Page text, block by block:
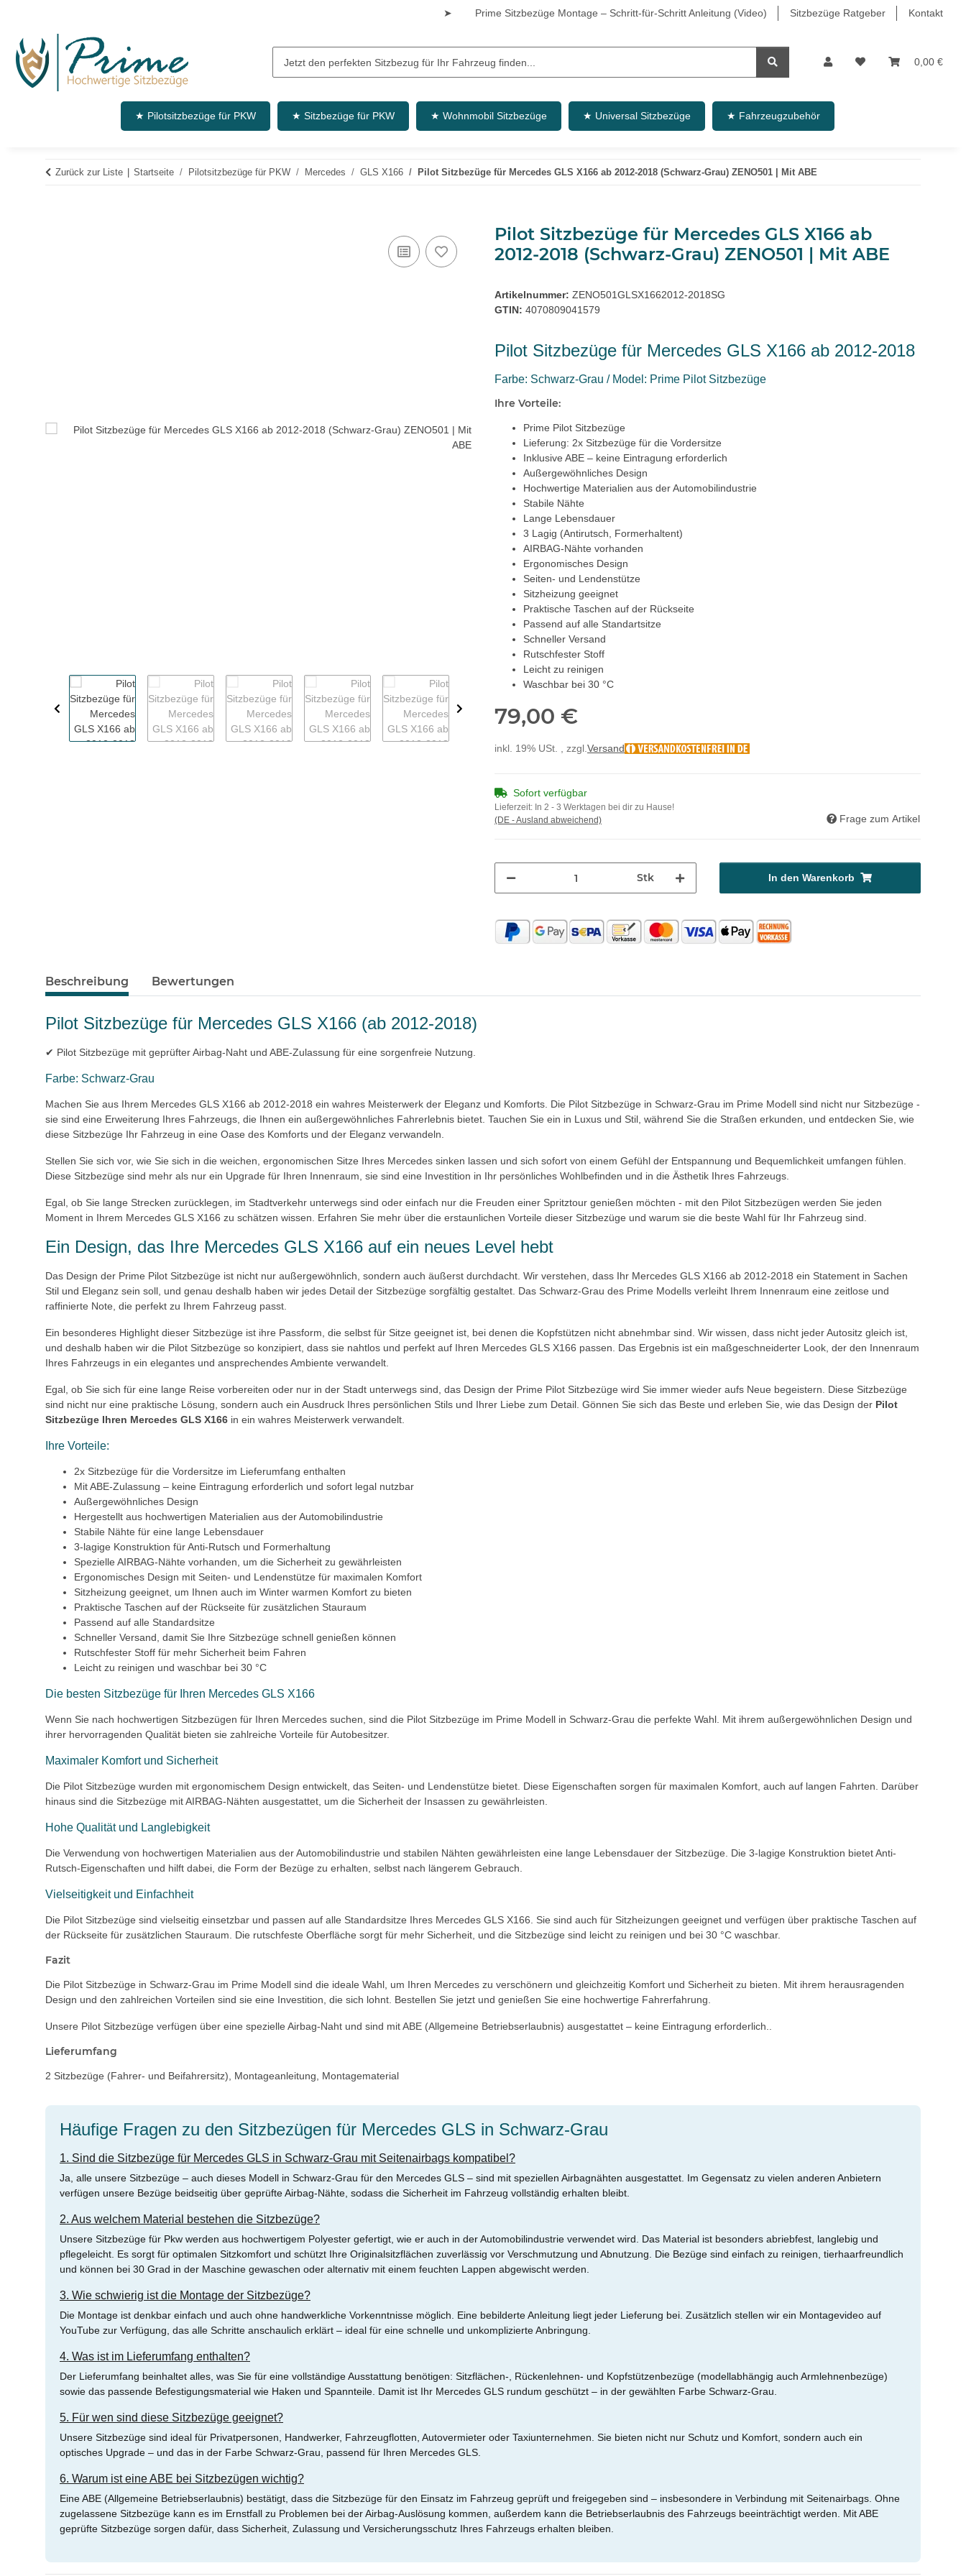
Prime Sitzbezüge Montage – Schritt-für-Schritt Anleitung (Video) Sitzbezüge Ratgeber Kontakt
➤
0,00 €
★ Pilotsitzbezüge für PKW ★ Sitzbezüge für PKW ★ Wohnmobil Sitzbezüge ★ Universal Sitzbezüge ★ Fahrzeugzubehör
Zurück zur Liste Startseite Pilotsitzbezüge für PKW Mercedes GLS X166 Pilot Sitzbezüge für Mercedes GLS X166 ab 2012-2018 (Schwarz-Grau) ZENO501 | Mit ABE
Pilot Sitzbezüge für Mercedes GLS X166 ab
2012-2018 (Schwarz-Grau) ZENO501 | Mit ABE
Artikelnummer: ZENO501GLSX1662012-2018SG
GTIN: 4070809041579
Pilot Sitzbezüge für Mercedes GLS X166 ab 2012-2018
Farbe: Schwarz-Grau / Model: Prime Pilot Sitzbezüge
Ihre Vorteile:
Prime Pilot Sitzbezüge
Lieferung: 2x Sitzbezüge für die Vordersitze
Inklusive ABE – keine Eintragung erforderlich
Außergewöhnliches Design
Hochwertige Materialien aus der Automobilindustrie
Stabile Nähte
Lange Lebensdauer
3 Lagig (Antirutsch, Formerhaltent)
AIRBAG-Nähte vorhanden
Ergonomisches Design
Seiten- und Lendenstütze
Sitzheizung geeignet
Praktische Taschen auf der Rückseite
Passend auf alle Standartsitze
Schneller Versand
Rutschfester Stoff
Leicht zu reinigen
Waschbar bei 30 °C
79,00 €
inkl. 19% USt. , zzgl.Versand
Sofort verfügbar
Lieferzeit: In 2 - 3 Werktagen bei dir zu Hause!
(DE - Ausland abweichend)
Frage zum Artikel
Stk In den Warenkorb
Beschreibung Bewertungen
Pilot Sitzbezüge für Mercedes GLS X166 (ab 2012-2018)
✔ Pilot Sitzbezüge mit geprüfter Airbag-Naht und ABE-Zulassung für eine sorgenfreie Nutzung.
Farbe: Schwarz-Grau
Machen Sie aus Ihrem Mercedes GLS X166 ab 2012-2018 ein wahres Meisterwerk der Eleganz und Komforts. Die Pilot Sitzbezüge in Schwarz-Grau im Prime Modell sind nicht nur Sitzbezüge -
sie sind eine Erweiterung Ihres Fahrzeugs, die Ihnen ein außergewöhnliches Fahrerlebnis bietet. Tauchen Sie ein in Luxus und Stil, während Sie die Straßen erkunden, und entdecken Sie, wie
diese Sitzbezüge Ihr Fahrzeug in eine Oase des Komforts und der Eleganz verwandeln.
Stellen Sie sich vor, wie Sie sich in die weichen, ergonomischen Sitze Ihres Mercedes sinken lassen und sich sofort von einem Gefühl der Entspannung und Bequemlichkeit umfangen fühlen.
Diese Sitzbezüge sind mehr als nur ein Upgrade für Ihren Innenraum, sie sind eine Investition in Ihr persönliches Wohlbefinden und in die Ästhetik Ihres Fahrzeugs.
Egal, ob Sie lange Strecken zurücklegen, im Stadtverkehr unterwegs sind oder einfach nur die Freuden einer Spritztour genießen möchten - mit den Pilot Sitzbezügen werden Sie jeden
Moment in Ihrem Mercedes GLS X166 zu schätzen wissen. Erfahren Sie mehr über die erstaunlichen Vorteile dieser Sitzbezüge und warum sie die beste Wahl für Ihr Fahrzeug sind.
Ein Design, das Ihre Mercedes GLS X166 auf ein neues Level hebt
Das Design der Prime Pilot Sitzbezüge ist nicht nur außergewöhnlich, sondern auch äußerst durchdacht. Wir verstehen, dass Ihr Mercedes GLS X166 ab 2012-2018 ein Statement in Sachen
Stil und Eleganz sein soll, und genau deshalb haben wir jedes Detail der Sitzbezüge sorgfältig gestaltet. Das Schwarz-Grau des Prime Modells verleiht Ihrem Innenraum eine zeitlose und
raffinierte Note, die perfekt zu Ihrem Fahrzeug passt.
Ein besonderes Highlight dieser Sitzbezüge ist ihre Passform, die selbst für Sitze geeignet ist, bei denen die Kopfstützen nicht abnehmbar sind. Wir wissen, dass nicht jeder Autositz gleich ist,
und deshalb haben wir die Pilot Sitzbezüge so konzipiert, dass sie nahtlos und perfekt auf Ihren Mercedes GLS X166 passen. Das Ergebnis ist ein maßgeschneiderter Look, der den Innenraum
Ihres Fahrzeugs in ein elegantes und ansprechendes Ambiente verwandelt.
Egal, ob Sie sich für eine lange Reise vorbereiten oder nur in der Stadt unterwegs sind, das Design der Prime Pilot Sitzbezüge wird Sie immer wieder aufs Neue begeistern. Diese Sitzbezüge
sind nicht nur eine praktische Lösung, sondern auch ein Ausdruck Ihres persönlichen Stils und Ihrer Liebe zum Detail. Gönnen Sie sich das Beste und erleben Sie, wie das Design der Pilot
Sitzbezüge Ihren Mercedes GLS X166 in ein wahres Meisterwerk verwandelt.
Ihre Vorteile:
2x Sitzbezüge für die Vordersitze im Lieferumfang enthalten
Mit ABE-Zulassung – keine Eintragung erforderlich und sofort legal nutzbar
Außergewöhnliches Design
Hergestellt aus hochwertigen Materialien aus der Automobilindustrie
Stabile Nähte für eine lange Lebensdauer
3-lagige Konstruktion für Anti-Rutsch und Formerhaltung
Spezielle AIRBAG-Nähte vorhanden, um die Sicherheit zu gewährleisten
Ergonomisches Design mit Seiten- und Lendenstütze für maximalen Komfort
Sitzheizung geeignet, um Ihnen auch im Winter warmen Komfort zu bieten
Praktische Taschen auf der Rückseite für zusätzlichen Stauraum
Passend auf alle Standardsitze
Schneller Versand, damit Sie Ihre Sitzbezüge schnell genießen können
Rutschfester Stoff für mehr Sicherheit beim Fahren
Leicht zu reinigen und waschbar bei 30 °C
Die besten Sitzbezüge für Ihren Mercedes GLS X166
Wenn Sie nach hochwertigen Sitzbezügen für Ihren Mercedes suchen, sind die Pilot Sitzbezüge im Prime Modell in Schwarz-Grau die perfekte Wahl. Mit ihrem außergewöhnlichen Design und
ihrer hervorragenden Qualität bieten sie zahlreiche Vorteile für Autobesitzer.
Maximaler Komfort und Sicherheit
Die Pilot Sitzbezüge wurden mit ergonomischem Design entwickelt, das Seiten- und Lendenstütze bietet. Diese Eigenschaften sorgen für maximalen Komfort, auch auf langen Fahrten. Darüber
hinaus sind die Sitzbezüge mit AIRBAG-Nähten ausgestattet, um die Sicherheit der Insassen zu gewährleisten.
Hohe Qualität und Langlebigkeit
Die Verwendung von hochwertigen Materialien aus der Automobilindustrie und stabilen Nähten gewährleisten eine lange Lebensdauer der Sitzbezüge. Die 3-lagige Konstruktion bietet Anti-
Rutsch-Eigenschaften und hilft dabei, die Form der Bezüge zu erhalten, selbst nach längerem Gebrauch.
Vielseitigkeit und Einfachheit
Die Pilot Sitzbezüge sind vielseitig einsetzbar und passen auf alle Standardsitze Ihres Mercedes GLS X166. Sie sind auch für Sitzheizungen geeignet und verfügen über praktische Taschen auf
der Rückseite für zusätzlichen Stauraum. Die rutschfeste Oberfläche sorgt für mehr Sicherheit, und die Sitzbezüge sind leicht zu reinigen und bei 30 °C waschbar.
Fazit
Die Pilot Sitzbezüge in Schwarz-Grau im Prime Modell sind die ideale Wahl, um Ihren Mercedes zu verschönern und gleichzeitig Komfort und Sicherheit zu bieten. Mit ihrem herausragenden
Design und den zahlreichen Vorteilen sind sie eine Investition, die sich lohnt. Bestellen Sie jetzt und genießen Sie eine hochwertige Fahrerfahrung.
Unsere Pilot Sitzbezüge verfügen über eine spezielle Airbag-Naht und sind mit ABE (Allgemeine Betriebserlaubnis) ausgestattet – keine Eintragung erforderlich..
Lieferumfang
2 Sitzbezüge (Fahrer- und Beifahrersitz), Montageanleitung, Montagematerial
Häufige Fragen zu den Sitzbezügen für Mercedes GLS in Schwarz-Grau
1. Sind die Sitzbezüge für Mercedes GLS in Schwarz-Grau mit Seitenairbags kompatibel?
Ja, alle unsere Sitzbezüge – auch dieses Modell in Schwarz-Grau für den Mercedes GLS – sind mit speziellen Airbagnähten ausgestattet. Im Gegensatz zu vielen anderen Anbietern
verfügen unsere Bezüge beidseitig über geprüfte Airbag-Nähte, sodass die Sicherheit im Fahrzeug vollständig erhalten bleibt.
2. Aus welchem Material bestehen die Sitzbezüge?
Unsere Sitzbezüge für Pkw werden aus hochwertigem Polyester gefertigt, wie er auch in der Automobilindustrie verwendet wird. Das Material ist besonders abriebfest, langlebig und
pflegeleicht. Es sorgt für optimalen Sitzkomfort und schützt Ihre Originalsitzflächen zuverlässig vor Verschmutzung und Abnutzung. Die Bezüge sind einfach zu reinigen, tierhaarfreundlich
und können bei 30 Grad in der Maschine gewaschen oder alternativ mit einem feuchten Lappen abgewischt werden.
3. Wie schwierig ist die Montage der Sitzbezüge?
Die Montage ist denkbar einfach und auch ohne handwerkliche Vorkenntnisse möglich. Eine bebilderte Anleitung liegt jeder Lieferung bei. Zusätzlich stellen wir ein Montagevideo auf
YouTube zur Verfügung, das alle Schritte anschaulich erklärt – ideal für eine schnelle und unkomplizierte Anbringung.
4. Was ist im Lieferumfang enthalten?
Der Lieferumfang beinhaltet alles, was Sie für eine vollständige Ausstattung benötigen: Sitzflächen-, Rückenlehnen- und Kopfstützenbezüge (modellabhängig auch Armlehnenbezüge)
sowie das passende Befestigungsmaterial wie Haken und Spannteile. Damit ist Ihr Mercedes GLS rundum geschützt – in der gewählten Farbe Schwarz-Grau.
5. Für wen sind diese Sitzbezüge geeignet?
Unsere Sitzbezüge sind ideal für Privatpersonen, Handwerker, Fahrzeugflotten, Autovermieter oder Taxiunternehmen. Sie bieten nicht nur Schutz und Komfort, sondern auch ein
optisches Upgrade – und das in der Farbe Schwarz-Grau, passend für Ihren Mercedes GLS.
6. Warum ist eine ABE bei Sitzbezügen wichtig?
Eine ABE (Allgemeine Betriebserlaubnis) bestätigt, dass die Sitzbezüge für den Einsatz im Fahrzeug geprüft und freigegeben sind – insbesondere in Verbindung mit Seitenairbags. Ohne
zugelassene Sitzbezüge kann es im Ernstfall zu Problemen bei der Airbag-Auslösung kommen, außerdem kann die Betriebserlaubnis des Fahrzeugs beeinträchtigt werden. Mit ABE
geprüfte Sitzbezüge sorgen dafür, dass Sicherheit, Zulassung und Versicherungsschutz Ihres Fahrzeugs erhalten bleiben.